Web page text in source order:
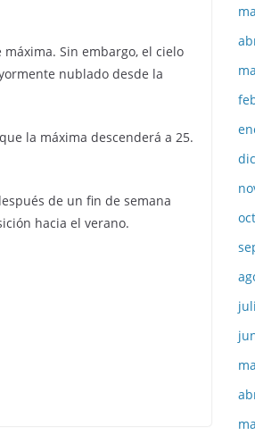
Sin embargo, el cielo
nublado desde la
la máxima descenderá a 25.
de un fin de semana
hacia el verano.